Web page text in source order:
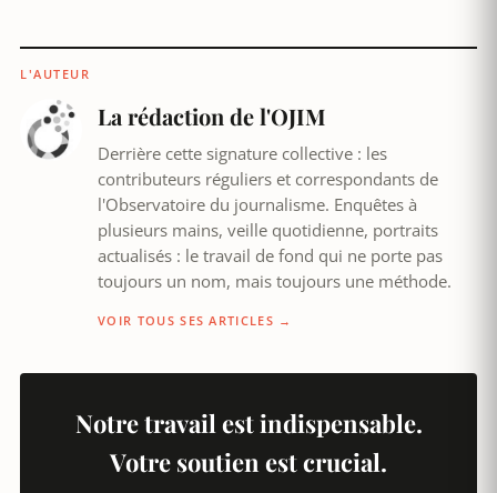
L'AUTEUR
La rédaction de l'OJIM
Derrière cette signature collective : les
contributeurs réguliers et correspondants de
l'Observatoire du journalisme. Enquêtes à
plusieurs mains, veille quotidienne, portraits
actualisés : le travail de fond qui ne porte pas
toujours un nom, mais toujours une méthode.
VOIR TOUS SES ARTICLES →
Notre travail est indispensable.
Votre soutien est crucial.